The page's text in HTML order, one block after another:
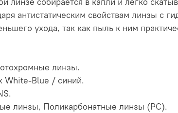
антистатическим свойствам линзы с
ухода, так как пыль к ним
линзы.
White-Blue / синий.
линзы, Поликарбонатные линзы (PC).